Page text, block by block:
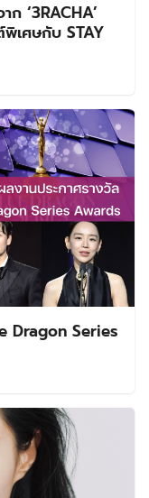
ก ‘3RACHA’
พิเศษกับ STAY
Dragon Series